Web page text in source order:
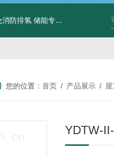
消防排氢 储能专用风机 储能箱风
您的位置：首页 / 产品展示 /
YDTW-